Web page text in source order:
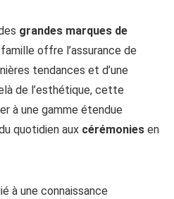
grandes marques de
offre l’assurance de
tendances et d’une
de l’esthétique, cette
à une gamme étendue
quotidien aux cérémonies en
à une connaissance